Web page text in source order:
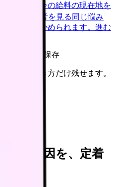
態から、今の給料の現在地を
掲示板で本音を見る 同じ悩み
問題か確かめられます。 進む
望条件だけ保存
になる働き方だけ残せます。
まう原因を、定着